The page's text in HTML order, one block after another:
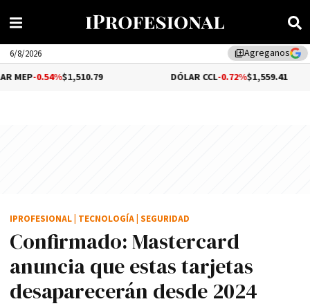
library_addAgreganos
6/8/2026
$1,510.79 -0.72%$1,559.41
Confirmado: Mastercard
anuncia que estas tarjetas
desaparecerán desde 2024
IPROFESIONAL TECNOLOGÍA SEGURIDAD